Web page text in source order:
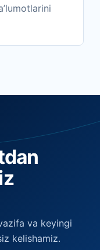
va keyingi
kelishamiz.